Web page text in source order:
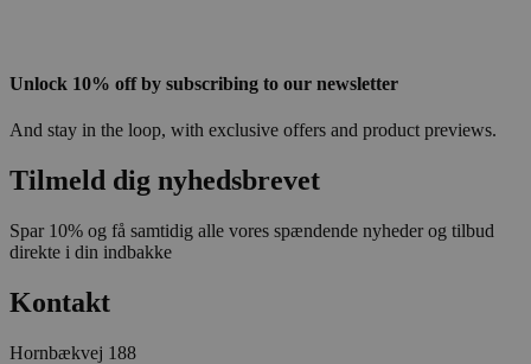
Unlock 10% off by subscribing to our newsletter
And stay in the loop, with exclusive offers and product previews.
Tilmeld dig nyhedsbrevet
Spar 10% og få samtidig alle vores spændende nyheder og tilbud
direkte i din indbakke
Kontakt
Hornbækvej 188